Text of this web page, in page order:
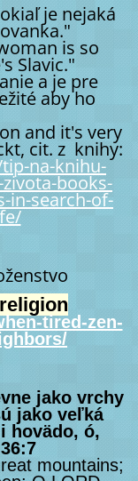
je nejaká
is so
Slavic."
a je pre
aby ho
and it's very
cit. z knihy:
na-knihu-
books-
in-search-of-
tired-zen-
jako vrchy
jako veľká
hovädo, ó,
mountains;